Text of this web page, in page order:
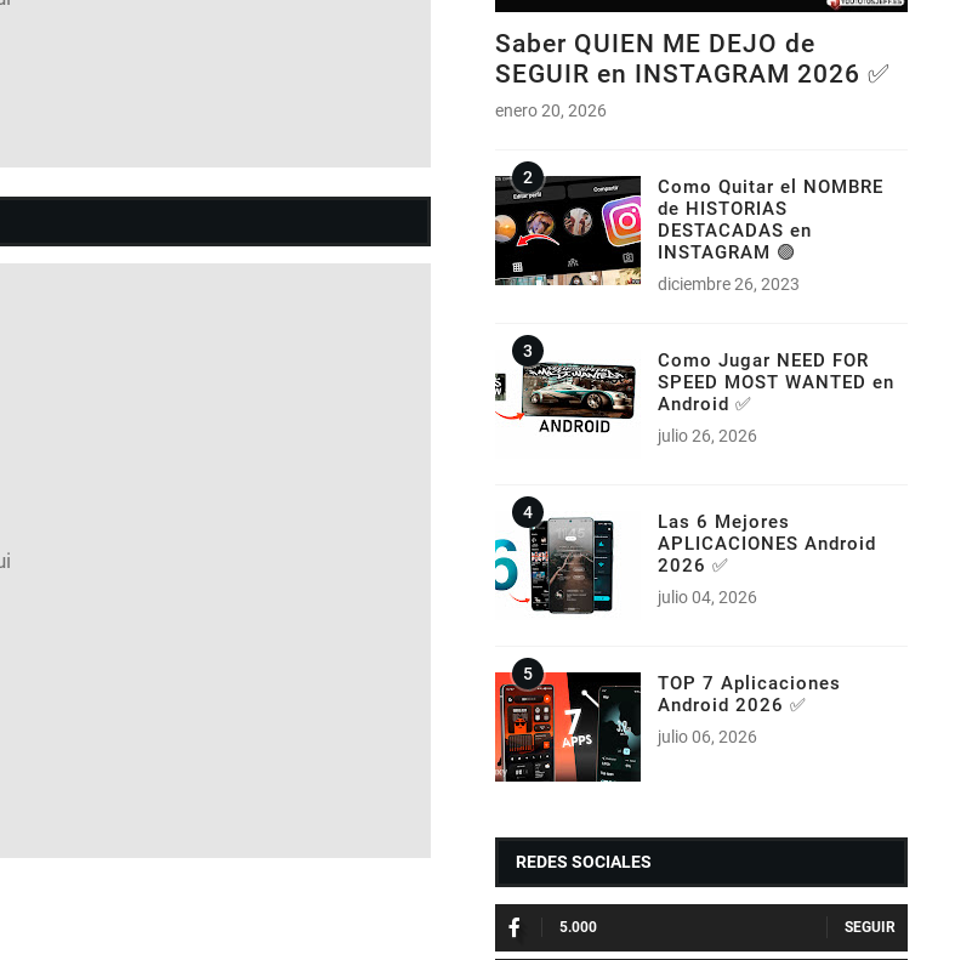
Saber QUIEN ME DEJO de
SEGUIR en INSTAGRAM 2026 ✅
enero 20, 2026
Como Quitar el NOMBRE
de HISTORIAS
DESTACADAS en
INSTAGRAM 🟣
diciembre 26, 2023
Como Jugar NEED FOR
SPEED MOST WANTED en
Android ✅
julio 26, 2026
Las 6 Mejores
APLICACIONES Android
2026 ✅
julio 04, 2026
TOP 7 Aplicaciones
Android 2026 ✅
julio 06, 2026
REDES SOCIALES
5.000